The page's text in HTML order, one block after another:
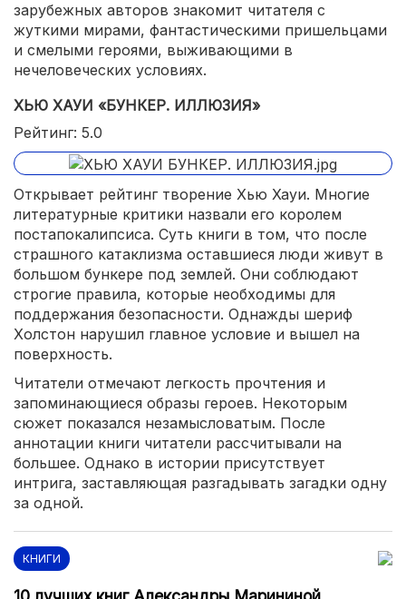
зарубежных авторов знакомит читателя с
жуткими мирами, фантастическими пришельцами
и смелыми героями, выживающими в
нечеловеческих условиях.
ХЬЮ ХАУИ «БУНКЕР. ИЛЛЮЗИЯ»
Рейтинг: 5.0
Открывает рейтинг творение Хью Хауи. Многие
литературные критики назвали его королем
постапокалипсиса. Суть книги в том, что после
страшного катаклизма оставшиеся люди живут в
большом бункере под землей. Они соблюдают
строгие правила, которые необходимы для
поддержания безопасности. Однажды шериф
Холстон нарушил главное условие и вышел на
поверхность.
Читатели отмечают легкость прочтения и
запоминающиеся образы героев. Некоторым
сюжет показался незамысловатым. После
аннотации книги читатели рассчитывали на
большее. Однако в истории присутствует
интрига, заставляющая разгадывать загадки одну
за одной.
КНИГИ